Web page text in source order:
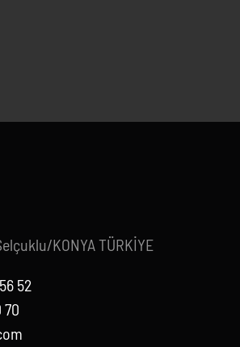
KONYA TÜRKİYE
52
70